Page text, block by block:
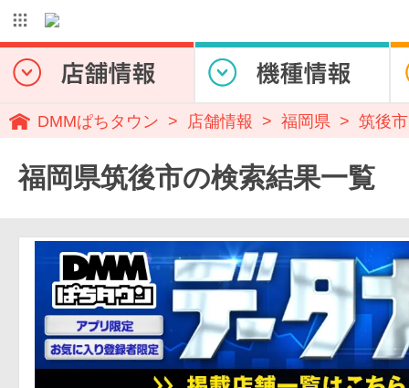
DMMぱちタウン 店舗情報 福岡県 筑後市
福岡県筑後市の検索結果一覧